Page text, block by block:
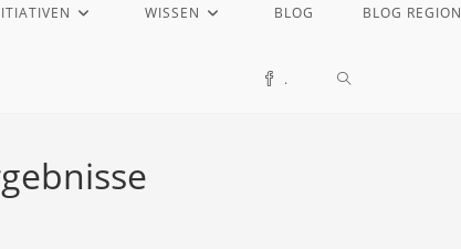
WISSEN BLOG BLOG REGION
. WEBSITE-